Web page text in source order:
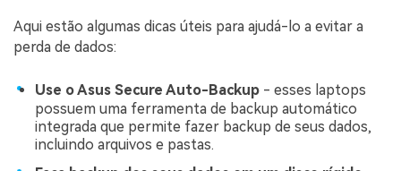
Aqui estão algumas dicas úteis para ajudá-lo a evitar a
perda de dados:
Use o Asus Secure Auto-Backup - esses laptops
possuem uma ferramenta de backup automático
integrada que permite fazer backup de seus dados,
incluindo arquivos e pastas.